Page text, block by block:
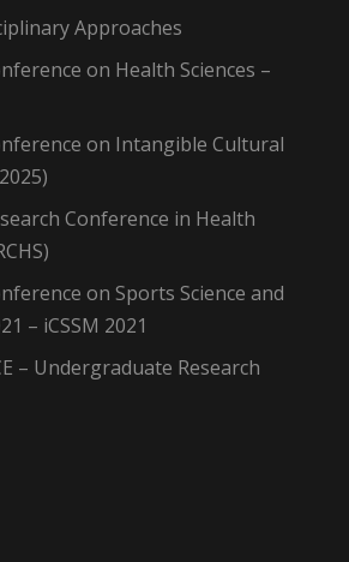
Approaches
on Health Sciences –
on Intangible Cultural
Conference in Health
on Sports Science and
– iCSSM 2021
– Undergraduate Research